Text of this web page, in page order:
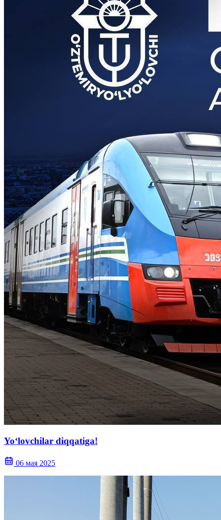
Yoʻlovchilar diqqatiga!
06 мая 2025